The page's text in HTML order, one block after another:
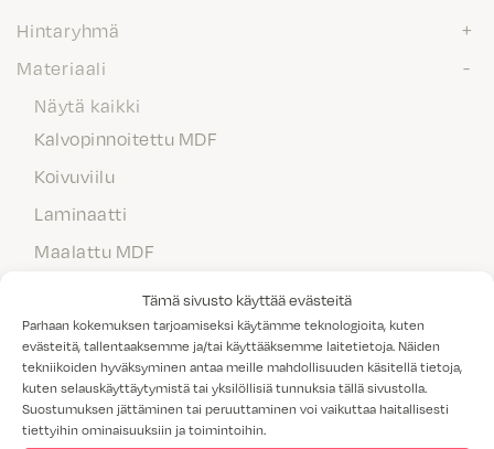
Tämä sivusto käyttää evästeitä
Parhaan kokemuksen tarjoamiseksi käytämme teknologioita, kuten
evästeitä, tallentaaksemme ja/tai käyttääksemme laitetietoja. Näiden
tekniikoiden hyväksyminen antaa meille mahdollisuuden käsitellä tietoja,
kuten selauskäyttäytymistä tai yksilöllisiä tunnuksia tällä sivustolla.
Suostumuksen jättäminen tai peruuttaminen voi vaikuttaa haitallisesti
tiettyihin ominaisuuksiin ja toimintoihin.
Hintaryhmä
Materiaali
Näytä kaikki
Kalvopinnoitettu MDF
Koivuviilu
Laminaatti
Maalattu MDF
Melamiini
Tammiviilu
M1-luokitus